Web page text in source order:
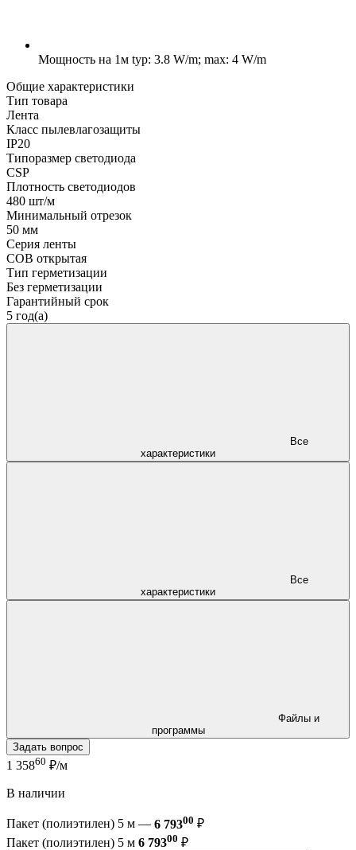
Мощность на 1м typ: 3.8 W/m; max: 4 W/m
Общие характеристики
Тип товара
Лента
Класс пылевлагозащиты
IP20
Типоразмер светодиода
CSP
Плотность светодиодов
480 шт/м
Минимальный отрезок
50 мм
Серия ленты
COB открытая
Тип герметизации
Без герметизации
Гарантийный срок
5 год(а)
характеристики
характеристики
программы
Задать вопрос
1 35860 ₽/м
В наличии
Пакет (полиэтилен) 5 м — 6 79300 ₽
Пакет (полиэтилен) 5 м 6 79300 ₽